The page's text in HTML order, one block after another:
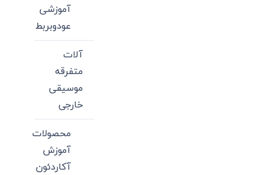
آموزشی
عودوبربط
آلات
متفرقه
موسیقی
خارجی
محصولات
آموزش
آکاردئون